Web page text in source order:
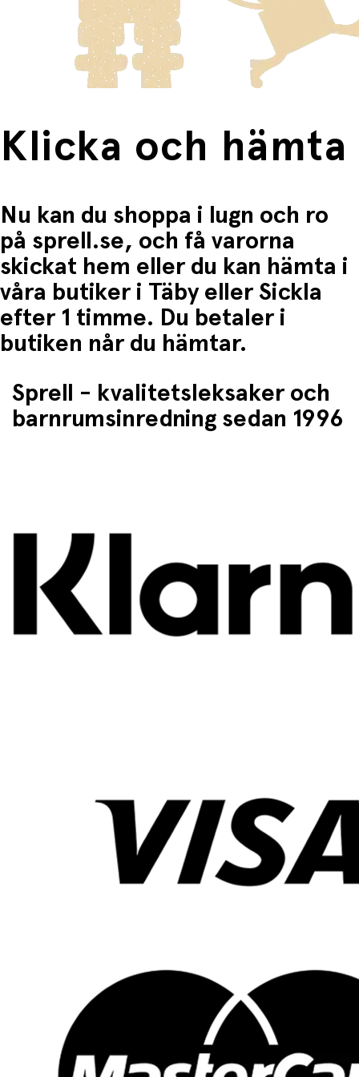
Perfekt för små naturforskare och
trädgårdsentusiaster.
Lärorikt och inspirerande för barn
• Natur och pollinering
• Observation och nyfikenhet
Naturlig och dekorativ design
Passar lika bra i trädgården som på balkongen:
• Tillverkat av furu
• Kompakt och stilren design
• Passar i trädgård, på terrass eller balkong
Produkter som omfattas av detta är tydligt märkta, och
frakten för dessa varor visas i kassan.
Fri frakt när du handlar för mer än 1500:-
Klicka och hämta
Nu kan du shoppa i lugn och ro
på sprell.se, och få varorna
skickat hem eller du kan hämta i
våra butiker i Täby eller Sickla
efter 1 timme. Du betaler i
butiken når du hämtar.
Sprell - kvalitetsleksaker och
barnrumsinredning sedan 1996